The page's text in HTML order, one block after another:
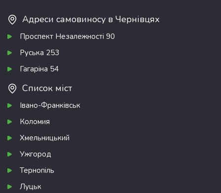
Адреси самовиносу в Чернівцях
Проспект Незалежності 90
Руська 253
Гагаріна 54
Список міст
Івано-Франківськ
Коломия
Хмельницький
Ужгород
Тернопіль
Луцьк